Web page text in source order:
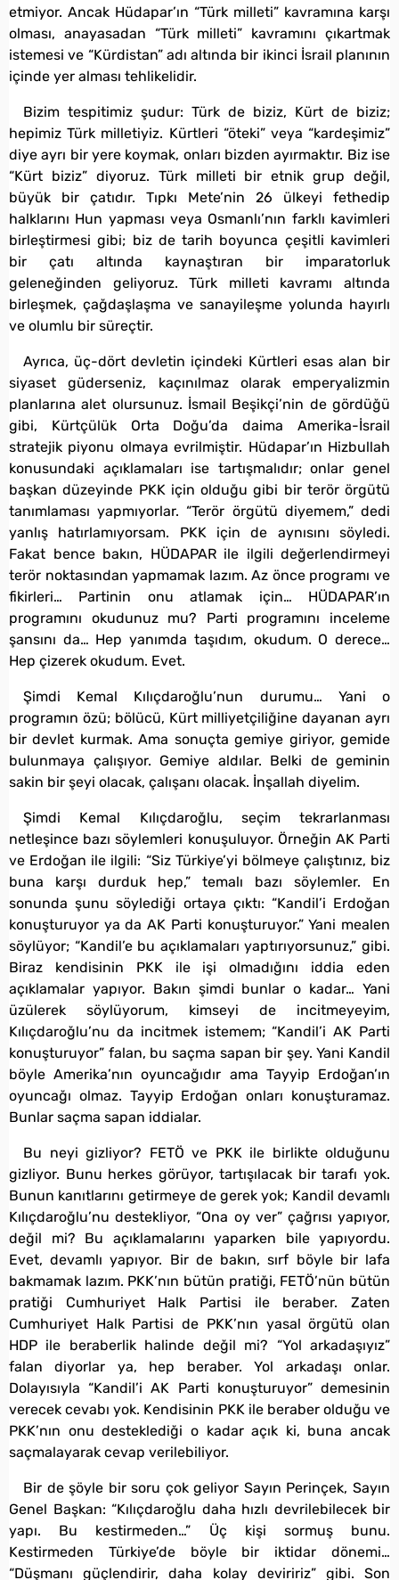
etmiyor. Ancak Hüdapar’ın “Türk milleti” kavramına karşı
olması, anayasadan “Türk milleti” kavramını çıkartmak
istemesi ve “Kürdistan” adı altında bir ikinci İsrail planının
içinde yer alması tehlikelidir.
Bizim tespitimiz şudur: Türk de biziz, Kürt de biziz;
hepimiz Türk milletiyiz. Kürtleri “öteki” veya “kardeşimiz”
diye ayrı bir yere koymak, onları bizden ayırmaktır. Biz ise
“Kürt biziz” diyoruz. Türk milleti bir etnik grup değil,
büyük bir çatıdır. Tıpkı Mete’nin 26 ülkeyi fethedip
halklarını Hun yapması veya Osmanlı’nın farklı kavimleri
birleştirmesi gibi; biz de tarih boyunca çeşitli kavimleri
bir çatı altında kaynaştıran bir imparatorluk
geleneğinden geliyoruz. Türk milleti kavramı altında
birleşmek, çağdaşlaşma ve sanayileşme yolunda hayırlı
ve olumlu bir süreçtir.
Ayrıca, üç-dört devletin içindeki Kürtleri esas alan bir
siyaset güderseniz, kaçınılmaz olarak emperyalizmin
planlarına alet olursunuz. İsmail Beşikçi’nin de gördüğü
gibi, Kürtçülük Orta Doğu’da daima Amerika-İsrail
stratejik piyonu olmaya evrilmiştir. Hüdapar’ın Hizbullah
konusundaki açıklamaları ise tartışmalıdır; onlar genel
başkan düzeyinde PKK için olduğu gibi bir terör örgütü
tanımlaması yapmıyorlar. “Terör örgütü diyemem,” dedi
yanlış hatırlamıyorsam. PKK için de aynısını söyledi.
Fakat bence bakın, HÜDAPAR ile ilgili değerlendirmeyi
terör noktasından yapmamak lazım. Az önce programı ve
fikirleri… Partinin onu atlamak için… HÜDAPAR’ın
programını okudunuz mu? Parti programını inceleme
şansını da… Hep yanımda taşıdım, okudum. O derece…
Hep çizerek okudum. Evet.
Şimdi Kemal Kılıçdaroğlu’nun durumu… Yani o
programın özü; bölücü, Kürt milliyetçiliğine dayanan ayrı
bir devlet kurmak. Ama sonuçta gemiye giriyor, gemide
bulunmaya çalışıyor. Gemiye aldılar. Belki de geminin
sakin bir şeyi olacak, çalışanı olacak. İnşallah diyelim.
Şimdi Kemal Kılıçdaroğlu, seçim tekrarlanması
netleşince bazı söylemleri konuşuluyor. Örneğin AK Parti
ve Erdoğan ile ilgili: “Siz Türkiye’yi bölmeye çalıştınız, biz
buna karşı durduk hep,” temalı bazı söylemler. En
sonunda şunu söylediği ortaya çıktı: “Kandil’i Erdoğan
konuşturuyor ya da AK Parti konuşturuyor.” Yani mealen
söylüyor; “Kandil’e bu açıklamaları yaptırıyorsunuz,” gibi.
Biraz kendisinin PKK ile işi olmadığını iddia eden
açıklamalar yapıyor. Bakın şimdi bunlar o kadar… Yani
üzülerek söylüyorum, kimseyi de incitmeyeyim,
Kılıçdaroğlu’nu da incitmek istemem; “Kandil’i AK Parti
konuşturuyor” falan, bu saçma sapan bir şey. Yani Kandil
böyle Amerika’nın oyuncağıdır ama Tayyip Erdoğan’ın
oyuncağı olmaz. Tayyip Erdoğan onları konuşturamaz.
Bunlar saçma sapan iddialar.
Bu neyi gizliyor? FETÖ ve PKK ile birlikte olduğunu
gizliyor. Bunu herkes görüyor, tartışılacak bir tarafı yok.
Bunun kanıtlarını getirmeye de gerek yok; Kandil devamlı
Kılıçdaroğlu’nu destekliyor, “Ona oy ver” çağrısı yapıyor,
değil mi? Bu açıklamalarını yaparken bile yapıyordu.
Evet, devamlı yapıyor. Bir de bakın, sırf böyle bir lafa
bakmamak lazım. PKK’nın bütün pratiği, FETÖ’nün bütün
pratiği Cumhuriyet Halk Partisi ile beraber. Zaten
Cumhuriyet Halk Partisi de PKK’nın yasal örgütü olan
HDP ile beraberlik halinde değil mi? “Yol arkadaşıyız”
falan diyorlar ya, hep beraber. Yol arkadaşı onlar.
Dolayısıyla “Kandil’i AK Parti konuşturuyor” demesinin
verecek cevabı yok. Kendisinin PKK ile beraber olduğu ve
PKK’nın onu desteklediği o kadar açık ki, buna ancak
saçmalayarak cevap verilebiliyor.
Bir de şöyle bir soru çok geliyor Sayın Perinçek, Sayın
Genel Başkan: “Kılıçdaroğlu daha hızlı devrilebilecek bir
yapı. Bu kestirmeden…” Üç kişi sormuş bunu.
Kestirmeden Türkiye’de böyle bir iktidar dönemi…
“Düşmanı güçlendirir, daha kolay deviririz” gibi. Son